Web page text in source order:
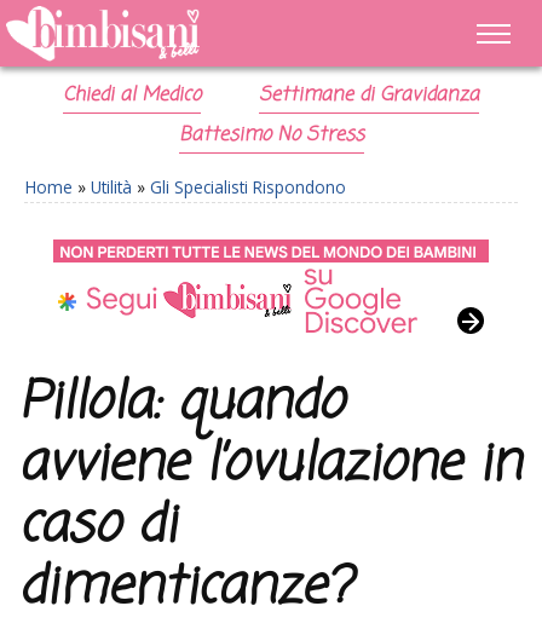
Chiedi al Medico
Settimane di Gravidanza
Battesimo No Stress
Home » Utilità » Gli Specialisti Rispondono
Pillola: quando
avviene l’ovulazione in
caso di
dimenticanze?